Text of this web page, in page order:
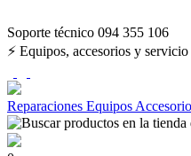
Soporte técnico 094 355 106
⚡ Equipos, accesorios y
Reparaciones Equipos